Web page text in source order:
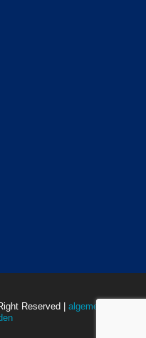
Reserved | algemene